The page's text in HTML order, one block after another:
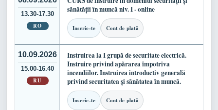
13.30-17.30
RO
sănătății în muncă niv. I - online
Inscrie-te Cont de plată
10.09.2026
15.00-16.40
RU
Instruirea la I grupă de securitate electrică.
Instruire privind apărarea împotriva
incendiilor. Instruirea introductiv generală
privind securitatea și sănătatea în muncă.
Inscrie-te Cont de plată